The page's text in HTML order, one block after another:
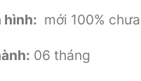
hình: mới 100%
06 tháng